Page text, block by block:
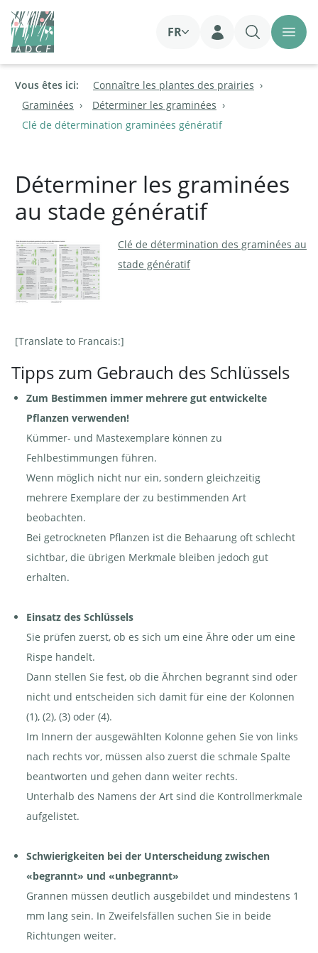
FR
Login
Vous êtes ici:
Connaître les plantes des prairies
Graminées
Déterminer les graminées
Clé de détermination graminées génératif
Déterminer les graminées
au stade génératif
Clé de détermination des graminées au
stade génératif
[Translate to Francais:]
Tipps zum Gebrauch des Schlüssels
Zum Bestimmen immer mehrere gut entwickelte
Pflanzen verwenden!
Kümmer- und Mastexemplare können zu
Fehlbestimmungen führen.
Wenn möglich nicht nur ein, sondern gleichzeitig
mehrere Exemplare der zu bestimmenden Art
beobachten.
Bei getrockneten Pflanzen ist die Behaarung oft schlecht
sichtbar, die übrigen Merkmale bleiben jedoch gut
erhalten.
Einsatz des Schlüssels
Sie prüfen zuerst, ob es sich um eine Ähre oder um eine
Rispe handelt.
Dann stellen Sie fest, ob die Ährchen begrannt sind oder
nicht und entscheiden sich damit für eine der Kolonnen
(1), (2), (3) oder (4).
Im Innern der ausgewählten Kolonne gehen Sie von links
nach rechts vor, müssen also zuerst die schmale Spalte
beantworten und gehen dann weiter rechts.
Unterhalb des Namens der Art sind die Kontrollmerkmale
aufgelistet.
Schwierigkeiten bei der Unterscheidung zwischen
«begrannt» und «unbegrannt»
Grannen müssen deutlich ausgebildet und mindestens 1
mm lang sein. In Zweifelsfällen suchen Sie in beide
Richtungen weiter.